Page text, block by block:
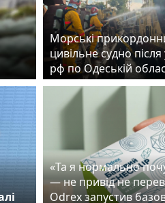
Морські
цивільне судно
рф по Одеській
«Та я нормально
— не привід не
Odrex запустив